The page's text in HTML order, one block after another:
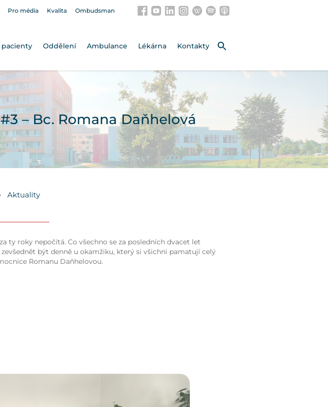
Pro média Kvalita Ombudsman
Oddělení Ambulance Lékárna Kontakty
– Bc. Romana Daňhelová
Aktuality
ty roky nepočítá. Co všechno se za posledních dvacet let
být denně u okamžiku, který si všichni pamatují celý
Romanu Daňhelovou.